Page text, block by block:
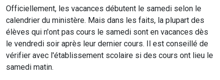
Officiellement, les vacances débutent le samedi selon le
calendrier du ministère. Mais dans les faits, la plupart des
élèves qui n'ont pas cours le samedi sont en vacances dès
le vendredi soir après leur dernier cours. Il est conseillé de
vérifier avec l'établissement scolaire si des cours ont lieu le
samedi matin.